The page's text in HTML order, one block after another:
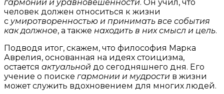
гармонии и уравновешенности. Он учил, что
человек должен относиться к жизни
с умиротворенностью и принимать все события
как должное, а также находить в них смысл и цель.
Подводя итог, скажем, что философия Марка
Аврелия, основанная на идеях стоицизма,
остается актуальной до сегодняшнего дня. Его
учение о поиске гармонии и мудрости в жизни
может служить вдохновением для многих людей.